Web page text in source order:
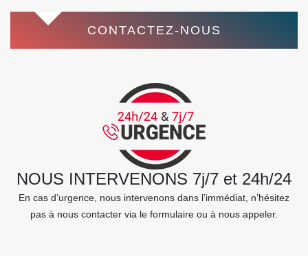
CONTACTEZ-NOUS
NOUS INTERVENONS 7j/7 et 24h/24
En cas d’urgence, nous intervenons dans l’immédiat, n’hésitez
pas à nous contacter via le formulaire ou à nous appeler.